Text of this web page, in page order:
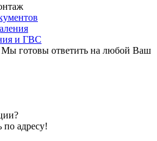
и ГВС
Мы готовы ответить на любой Ваш
по адресу!